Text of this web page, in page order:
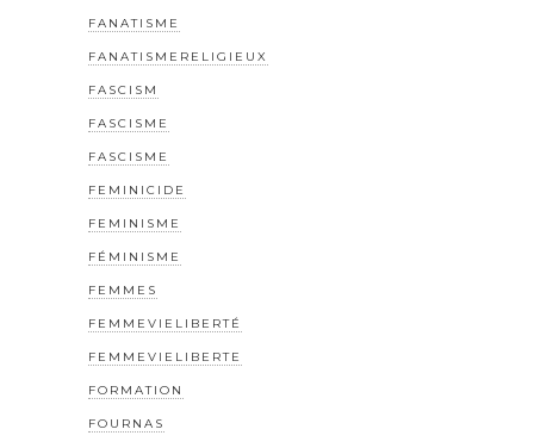
FANATISME
FANATISMERELIGIEUX
FASCISM
FASCISME
FASCISME
FEMINICIDE
FEMINISME
FÉMINISME
FEMMES
FEMMEVIELIBERTÉ
FEMMEVIELIBERTE
FORMATION
FOURNAS